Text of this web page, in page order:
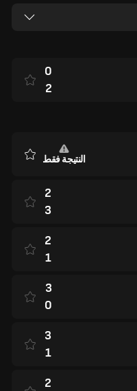
0
2
النتيجة فقط
2
3
2
1
3
0
3
1
2